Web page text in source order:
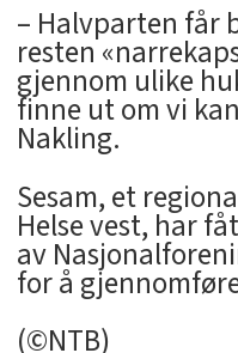
– Halvparten får
resten
gjennom ulike
finne ut om vi
Nakling.
Sesam, et
Helse vest, har
av
for å
(©NTB)